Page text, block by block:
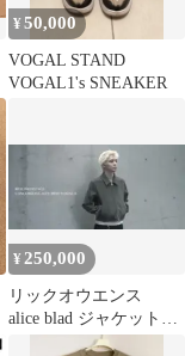
¥50,000
VOGAL STAND
VOGAL1's SNEAKER
¥250,000
リックオウエンス
alice blad ジャケット